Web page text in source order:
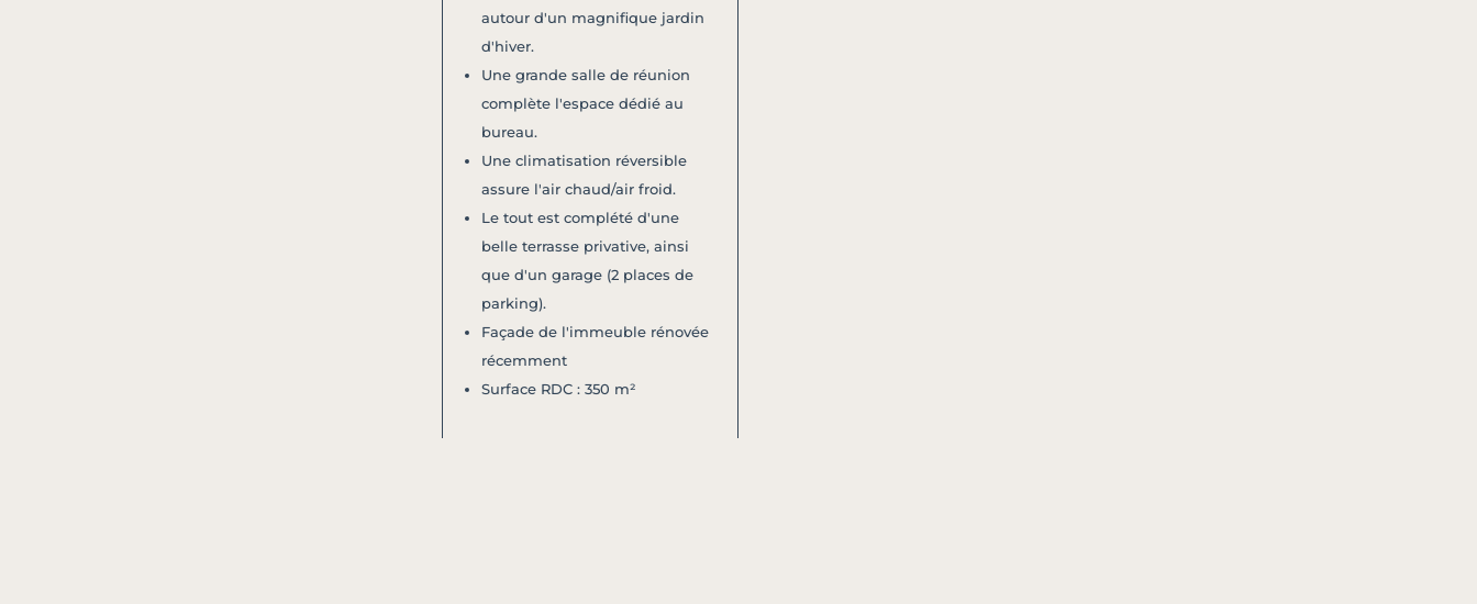
autour d'un magnifique jardin
d'hiver.
Une grande salle de réunion
complète l'espace dédié au
bureau.
Une climatisation réversible
assure l'air chaud/air froid.
Le tout est complété d'une
belle terrasse privative, ainsi
que d'un garage (2 places de
parking).
Façade de l'immeuble rénovée
récemment
Surface RDC : 350 m²